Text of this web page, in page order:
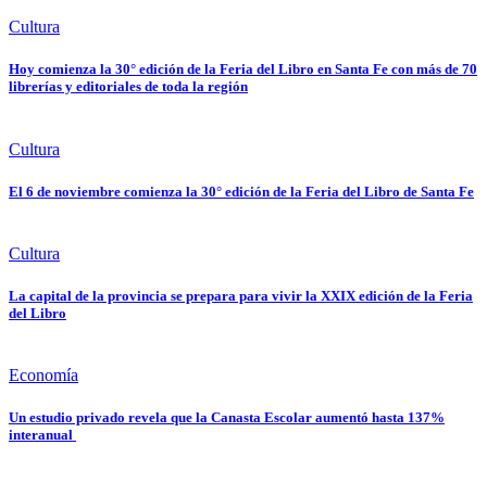
Cultura
Hoy comienza la 30° edición de la Feria del Libro en Santa Fe con más de 70
librerías y editoriales de toda la región
Cultura
El 6 de noviembre comienza la 30° edición de la Feria del Libro de Santa Fe
Cultura
La capital de la provincia se prepara para vivir la XXIX edición de la Feria
del Libro
Economía
Un estudio privado revela que la Canasta Escolar aumentó hasta 137%
interanual